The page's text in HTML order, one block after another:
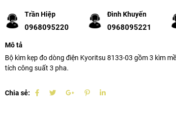
Trần Hiệp
0968095220
Đình Khuyến
0968095221
Mô tả
Bộ kìm kẹp đo dòng điện Kyoritsu 8133-03 gồm 3 kìm
tích công suất 3 pha.
Chia sẻ: